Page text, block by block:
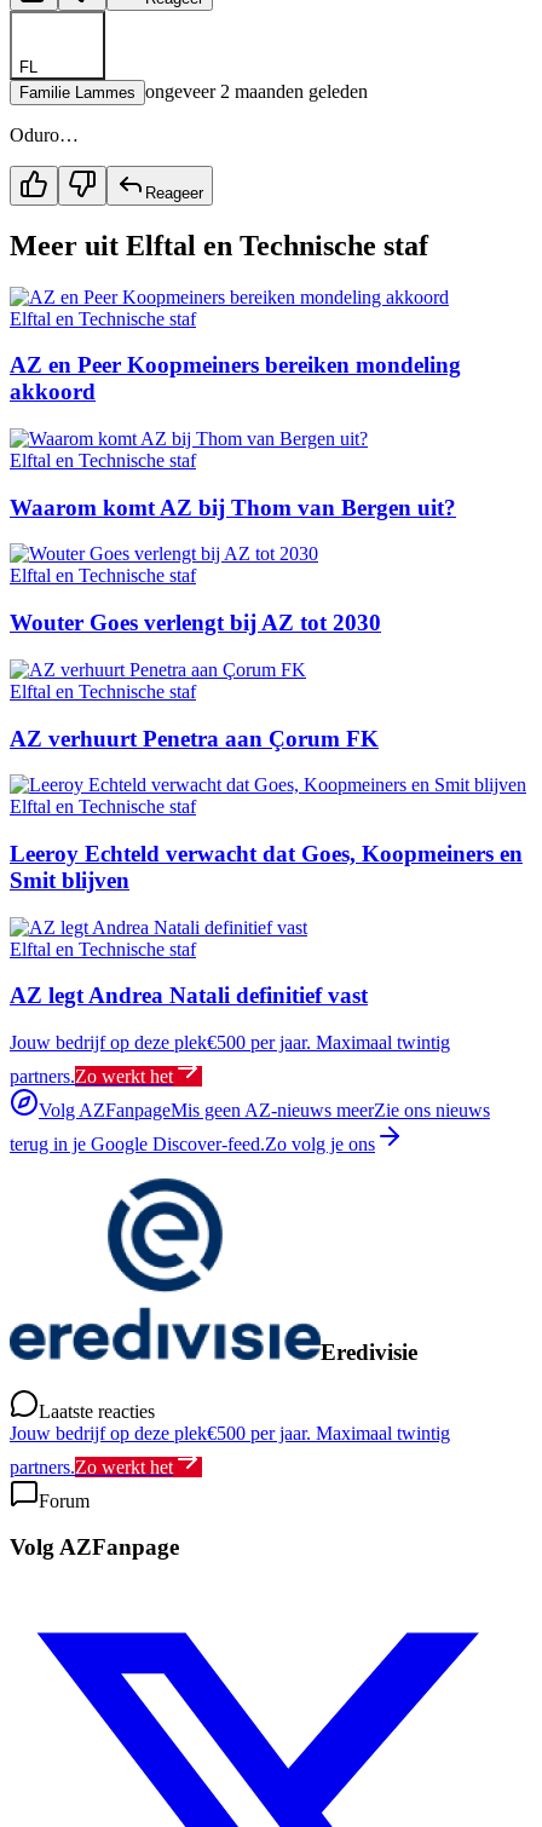
FL
Familie Lammes ongeveer 2 maanden geleden
Oduro…
Reageer
Meer uit Elftal en Technische staf
Elftal en Technische staf
AZ en Peer Koopmeiners bereiken mondeling
akkoord
Elftal en Technische staf
Waarom komt AZ bij Thom van Bergen uit?
Elftal en Technische staf
Wouter Goes verlengt bij AZ tot 2030
Elftal en Technische staf
AZ verhuurt Penetra aan Çorum FK
Elftal en Technische staf
Leeroy Echteld verwacht dat Goes, Koopmeiners en
Smit blijven
Elftal en Technische staf
AZ legt Andrea Natali definitief vast
Jouw bedrijf op deze plek€500 per jaar. Maximaal twintig
partners.Zo werkt het
Volg AZFanpageMis geen AZ-nieuws meerZie ons nieuws
terug in je Google Discover-feed.Zo volg je ons
Eredivisie
Laatste reacties
Jouw bedrijf op deze plek€500 per jaar. Maximaal twintig
partners.Zo werkt het
Forum
Volg AZFanpage